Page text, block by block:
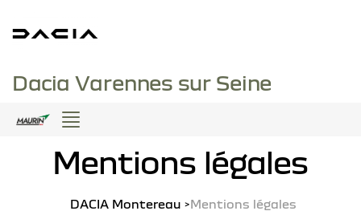
Dacia Varennes sur Seine
Menu
Mentions légales
DACIA Montereau Mentions légales